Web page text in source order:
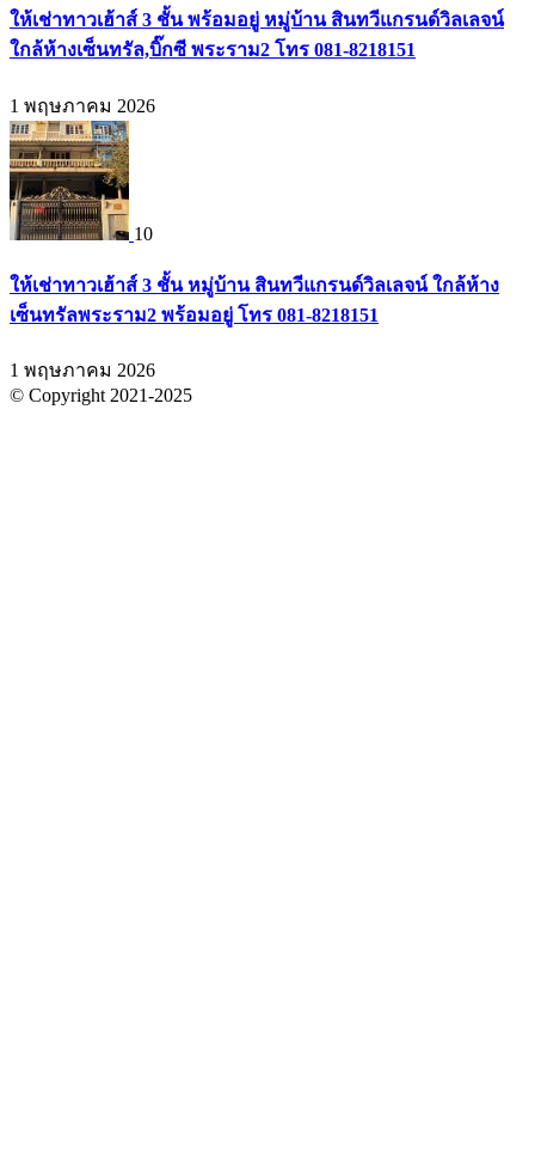
ให้เช่าทาวเฮ้าส์ 3 ชั้น พร้อมอยู่ หมู่บ้าน สินทวีแกรนด์วิลเลจน์
ใกล้ห้างเซ็นทรัล,บิ๊กซี พระราม2 โทร 081-8218151
1 พฤษภาคม 2026
10
ให้เช่าทาวเฮ้าส์ 3 ชั้น หมู่บ้าน สินทวีแกรนด์วิลเลจน์ ใกล้ห้าง
เซ็นทรัลพระราม2 พร้อมอยู่ โทร 081-8218151
1 พฤษภาคม 2026
© Copyright 2021-2025